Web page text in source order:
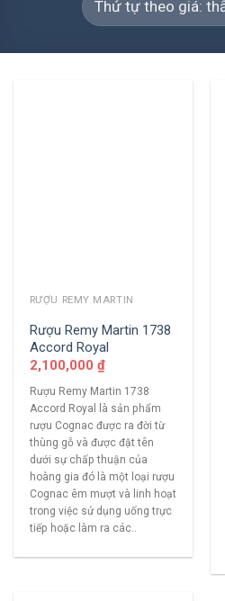
RƯỢU REMY MARTIN
Rượu Remy Martin 1738
Accord Royal
2,100,000 ₫
Rượu Remy Martin 1738
Accord Royal là sản phẩm
rượu Cognac được ra đời từ
thùng gỗ và được đặt tên
dưới sự chấp thuận của
hoàng gia đó là một loại rượu
Cognac êm mượt và linh hoạt
trong việc sử dụng uống trực
tiếp hoặc làm ra các..